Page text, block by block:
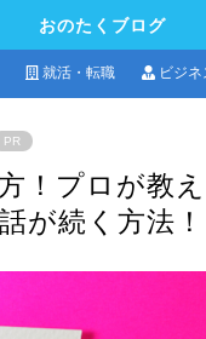
おのたくブログ
就活・転職 ビジネ
PR
！プロが教
が続く方法！